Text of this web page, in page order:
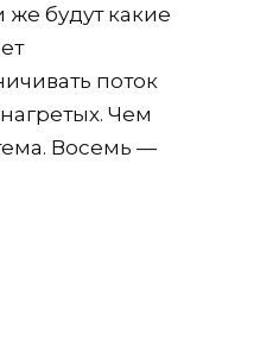
же будут какие
поток
Чем
Восемь —